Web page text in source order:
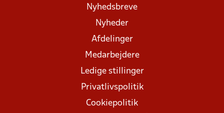
Nyhedsbreve
Nyheder
Afdelinger
Medarbejdere
Ledige stillinger
Privatlivspolitik
Cookiepolitik